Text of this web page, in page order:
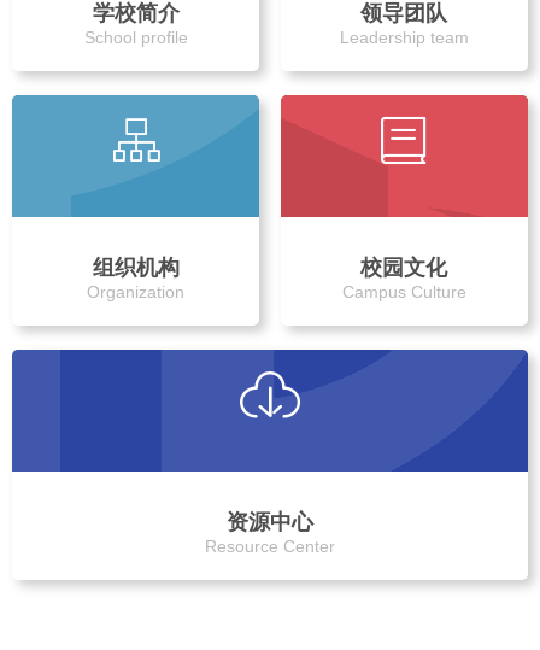
学校简介
School profile
领导团队
Leadership team
组织机构
Organization
校园文化
Campus Culture
资源中心
Resource Center